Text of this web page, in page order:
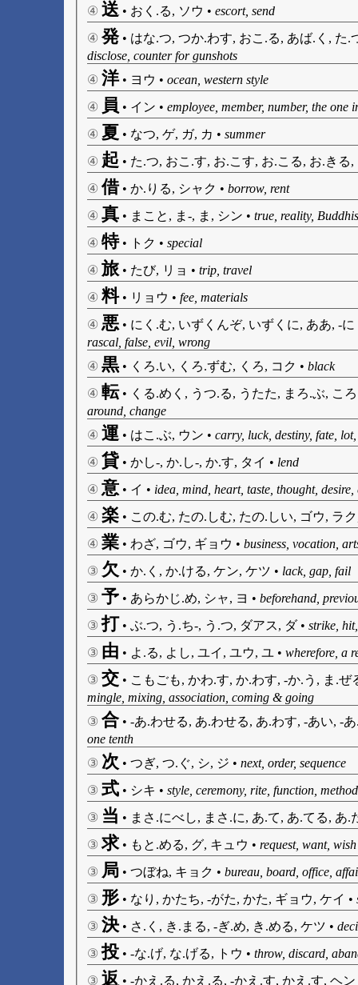
④ 送 • おく.る, ソウ • escort, send
④ 発• はな.つ, つか.わす, おこ.る, あば.く, た.
disclose, counter for gunshots
④ 洋• ヨウ • ocean, western style
④ 員 • イン • employee, member, number, the one
④ 夏 • なつ, ゲ, ガ, カ • summer
④ 起 • た.つ, おこ.す, お.こす, お.こる, お.きる,
④ 借• か.りる, シャク • borrow, rent
④ 真 • まこと, ま-, ま, シン • true, reality,
④ 特• トク • special
④ 旅 • たび, リョ • trip, travel
④ 料• リョウ • fee, materials
④ 悪 • にく.む, いずくんぞ, いずくに, ああ, -
rascal, false, evil, wrong
④ 黒 • くろ.い, くろ.ずむ, くろ, コク • black
④ 転• くる.めく, うつ.る, うたた, まろ.ぶ, こ
around, change
④ 運 • はこ.ぶ, ウン • carry, luck, destiny, fate,
④ 貸 • かし-, か.し-, か.す, タイ • lend
④ 意 • イ • idea, mind, heart, taste, thought,
④ 楽 • この.む, たの.しむ, たの.しい, ゴウ, ラ
④ 業 • わざ, ゴウ, ギョウ • business, vocation,
③ 欠 • か.く, か.ける, ケン, ケツ • lack, gap, fail
③ 予 • あらかじ.め, シャ, ヨ • beforehand,
③ 打 • ぶ.つ, う.ち-, う.つ, ダアス, ダ• strike,
③ 由 • よ.る, よし, ユイ, ユウ, ユ • wherefore, a
③ 交 • こもごも, かわ.す, か.わす, -か.う, ま.
mingle, mixing, association, coming & going
③ 合• -あ.わせる, あ.わせる, あ.わす, -あい, -
one tenth
③ 次 • つぎ, つ.ぐ, シ, ジ • next, order, sequence
③ 式 • シキ • style, ceremony, rite, function,
③ 当 • まさ.にべし, まさ.に, あ.て, あ.てる, あ.
③ 求• もと.める, グ, キュウ • request, want,
③ 局 • つぼね, キョク • bureau, board, office,
③ 形 • なり, かたち, -がた, かた, ギョウ, ケイ •
③ 決• さ.く, き.まる, -ぎ.め, き.める, ケツ •
③ 投 • -な.げ, な.げる, トウ • throw, discard,
③ 返 • -かえ.る, かえ.る, -かえ.す, かえ.す, ヘン